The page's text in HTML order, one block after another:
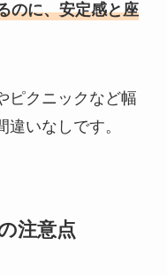
のに、安定感と座
ピクニックなど幅
いなしです。
注意点